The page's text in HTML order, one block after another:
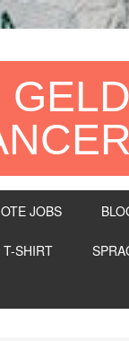
JOBS
T-SHIRT